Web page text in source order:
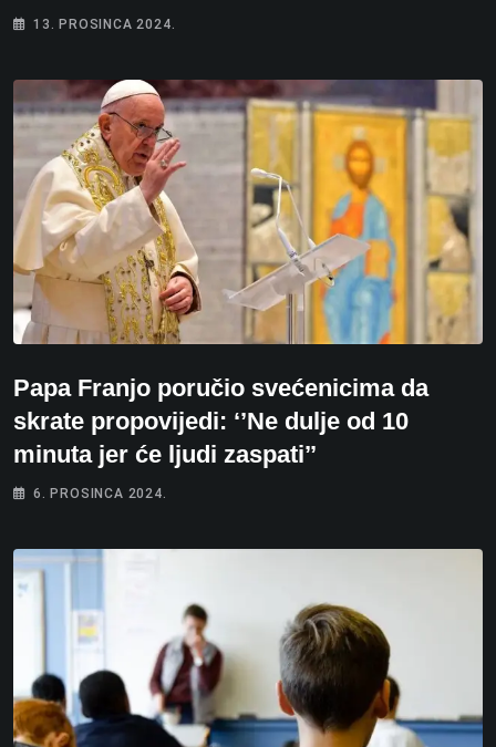
13. PROSINCA 2024.
Papa Franjo poručio svećenicima da
skrate propovijedi: ‘’Ne dulje od 10
minuta jer će ljudi zaspati’’
6. PROSINCA 2024.